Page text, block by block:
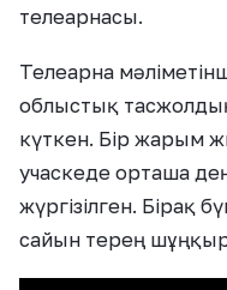
телеарнасы.
Телеарна
облыстық
күткен. Бір жарым
учаскеде орташа
жүргізілген. Бірақ
сайын терең